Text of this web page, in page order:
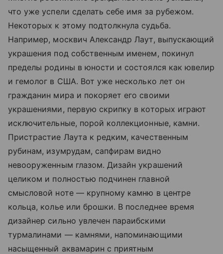
что уже успели сделать себе имя за рубежом.
Некоторых к этому подтолкнула судьба.
Например, москвич Александр Лаут, выпускающий
украшения под собственным именем, покинул
пределы родины в юности и состоялся как ювелир
и гемолог в США. Вот уже несколько лет он
гражданин мира и покоряет его своими
украшениями, первую скрипку в которых играют
исключительные, порой коллекционные, камни.
Пристрастие Лаута к редким, качественным
рубинам, изумрудам, сапфирам видно
невооруженным глазом. Дизайн украшений
целиком и полностью подчинен главной
смысловой ноте — крупному камню в центре
кольца, колье или брошки. В последнее время
дизайнер сильно увлечен параибскими
турмалинами — камнями, напоминающими
насыщенный аквамарин с приятным